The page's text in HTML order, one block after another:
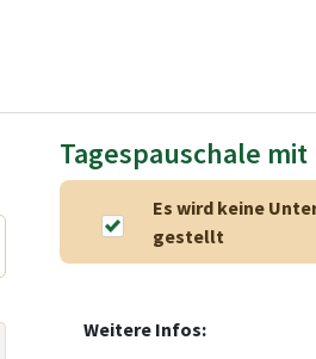
Tagespauschale
Es wird keine
gestellt
Weitere Infos: